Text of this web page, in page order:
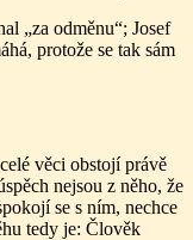
„za odměnu“; Josef
protože se tak sám
věci obstojí právě
nejsou z něho, že
se s ním, nechce
tedy je: Člověk